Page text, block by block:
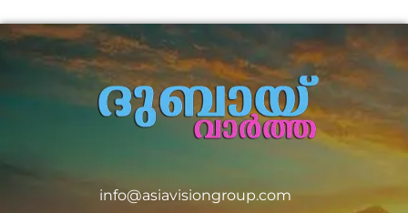
info@asiavisiongroup.com